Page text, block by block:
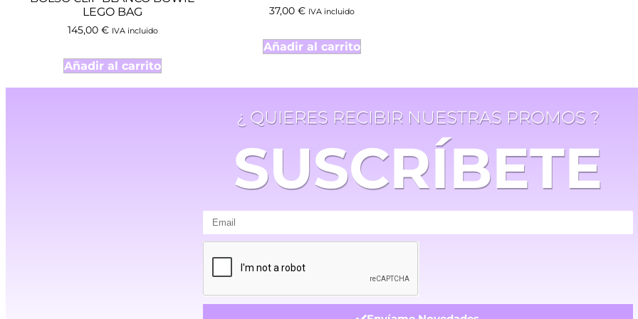
LEGO BAG
145,00 € IVA incluido
Añadir al carrito
37,00 € IVA incluido
Añadir al carrito
¿ QUIERES RECIBIR NUESTRAS PROMOS ?
SUSCRÍBETE